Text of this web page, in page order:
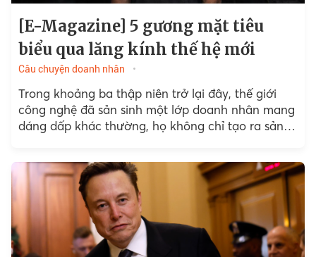
[E-Magazine] 5 gương mặt tiêu
biểu qua lăng kính thế hệ mới
Câu chuyện doanh nhân
Trong khoảng ba thập niên trở lại đây, thế giới
công nghệ đã sản sinh một lớp doanh nhân mang
dáng dấp khác thường, họ không chỉ tạo ra sản